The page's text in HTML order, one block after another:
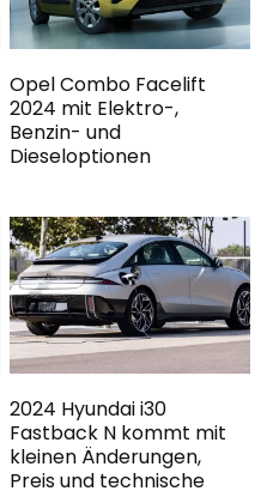
Opel Combo Facelift
2024 mit Elektro-,
Benzin- und
Dieseloptionen
2024 Hyundai i30
Fastback N kommt mit
kleinen Änderungen,
Preis und technische